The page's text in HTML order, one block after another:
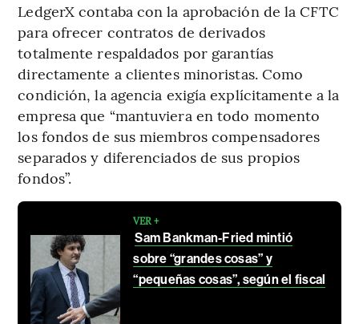
LedgerX contaba con la aprobación de la CFTC
para ofrecer contratos de derivados
totalmente respaldados por garantías
directamente a clientes minoristas. Como
condición, la agencia exigía explícitamente a la
empresa que “mantuviera en todo momento
los fondos de sus miembros compensadores
separados y diferenciados de sus propios
fondos”.
VER +
Sam Bankman-Fried mintió
sobre “grandes cosas” y
“pequeñas cosas”, según el fiscal